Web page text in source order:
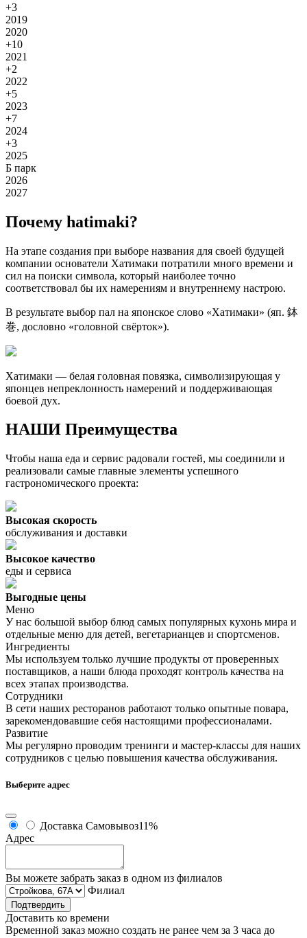
+3
2019
2020
+10
2021
+2
2022
+5
2023
+7
2024
+3
2025
Б парк
2026
2027
Почему hatimaki?
На этапе создания при выборе названия для своей будущей
компании основатели Хатимаки потратили много времени и
сил на поиски символа, который наиболее точно
соответствовал бы их намерениям и внутреннему настрою.
В результате выбор пал на японское слово «Хатимаки» (яп. 鉢
巻, дословно «головной свёрток»).
Хатимаки — белая головная повязка, символизирующая у
японцев непреклонность намерений и поддерживающая
боевой дух.
НАШИ Преимущества
Чтобы наша еда и сервис радовали гостей, мы соединили и
реализовали самые главные элементы успешного
гастрономического проекта:
Высокая скорость
обслуживания и доставки
Высокое качество
еды и сервиса
Выгодные цены
Меню
У нас большой выбор блюд самых популярных кухонь мира и
отдельные меню для детей, вегетарианцев и спортсменов.
Ингредиенты
Мы используем только лучшие продукты от проверенных
поставщиков, а наши блюда проходят контроль качества на
всех этапах производства.
Сотрудники
В сети наших ресторанов работают только опытные повара,
зарекомендовавшие себя настоящими профессионалами.
Развитие
Мы регулярно проводим тренинги и мастер-классы для наших
сотрудников с целью повышения качества обслуживания.
Выберите адрес
Доставка Самовывоз11%
Адрес
Вы можете забрать заказ в одном из филиалов
Филиал
Подтвердить
Доставить ко времени
Временной заказ можно создать не ранее чем за 3 часа до